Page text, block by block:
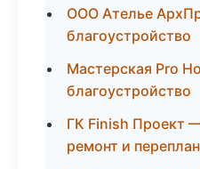
ООО Ателье
благоустройство
Мастерская Pro
благоустройство
ГК Finish Проект
ремонт и